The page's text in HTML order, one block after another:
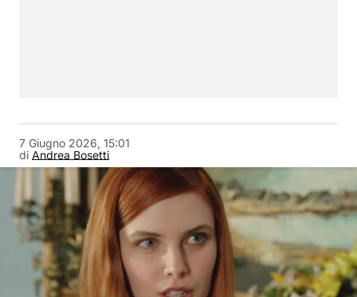
di Andrea Bosetti
7 Giugno 2026, 15:01